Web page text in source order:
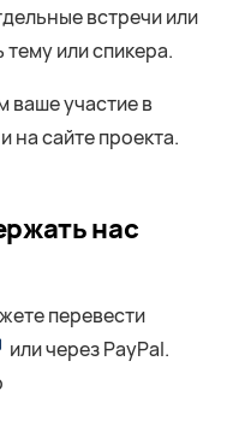
встречи или
или спикера.
ваше участие в
на сайте проекта.
нас
перевести
или через PayPal.